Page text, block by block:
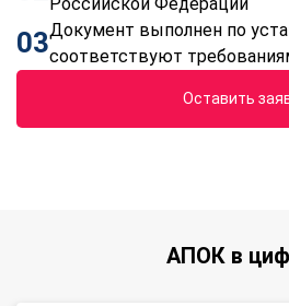
03Документ выполнен по
соответствуют
Оставить
АПОК в